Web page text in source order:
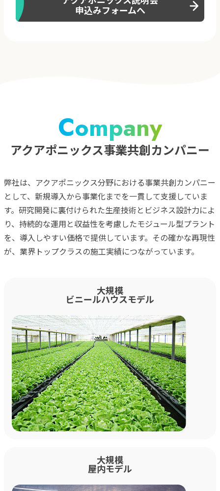
申込みフォームへ
Company
アクアポニックス事業共創カンパニー
弊社は、アクアポニックス分野における事業共創カンパニー
として、新規導入から事業化までを一貫して支援していま
す。研究開発に裏付けられた生産技術とビジネス設計力によ
り、持続的な運用と収益性を考慮したモジュール型プラント
を、導入しやすい価格で提供しています。その確かな再現性
が、業界トップクラスの施工実績につながっています。
大規模
ビニールハウスモデル
大規模
屋内モデル